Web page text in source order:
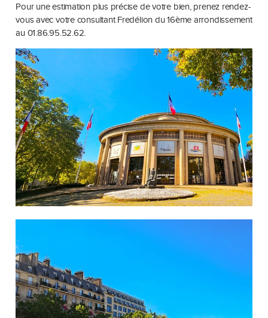
Pour une estimation plus précise de votre bien, prenez rendez-
vous avec votre consultant Fredélion du 16ème arrondissement
au 01.86.95.52.62.